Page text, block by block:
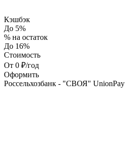
Кэшбэк
До 5%
% на остаток
До 16%
Стоимость
От 0 ₽/год
Оформить
Россельхозбанк - "СВОЯ" UnionPay